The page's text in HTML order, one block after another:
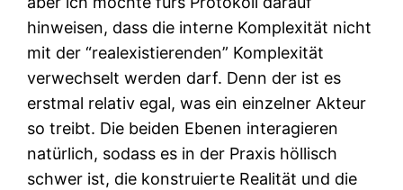
hinweisen, dass die interne Komplexität nicht
mit der “realexistierenden” Komplexität
verwechselt werden darf. Denn der ist es
erstmal relativ egal, was ein einzelner Akteur
so treibt. Die beiden Ebenen interagieren
natürlich, sodass es in der Praxis höllisch
schwer ist, die konstruierte Realität und die